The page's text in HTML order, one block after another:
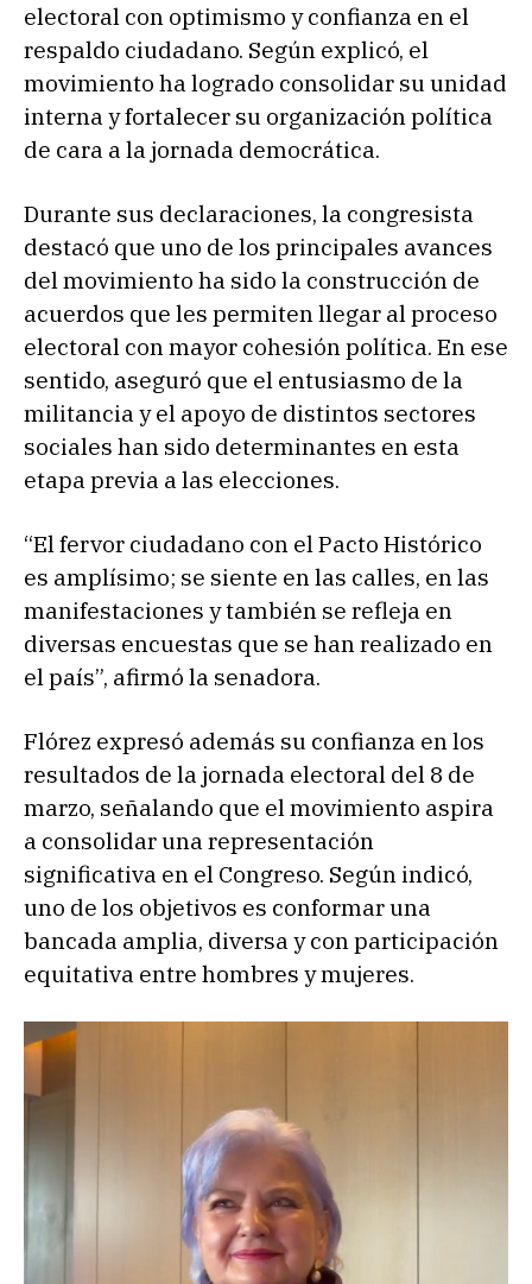
electoral con optimismo y confianza en el
respaldo ciudadano. Según explicó, el
movimiento ha logrado consolidar su unidad
interna y fortalecer su organización política
de cara a la jornada democrática.
Durante sus declaraciones, la congresista
destacó que uno de los principales avances
del movimiento ha sido la construcción de
acuerdos que les permiten llegar al proceso
electoral con mayor cohesión política. En ese
sentido, aseguró que el entusiasmo de la
militancia y el apoyo de distintos sectores
sociales han sido determinantes en esta
etapa previa a las elecciones.
“El fervor ciudadano con el Pacto Histórico
es amplísimo; se siente en las calles, en las
manifestaciones y también se refleja en
diversas encuestas que se han realizado en
el país”, afirmó la senadora.
Flórez expresó además su confianza en los
resultados de la jornada electoral del 8 de
marzo, señalando que el movimiento aspira
a consolidar una representación
significativa en el Congreso. Según indicó,
uno de los objetivos es conformar una
bancada amplia, diversa y con participación
equitativa entre hombres y mujeres.